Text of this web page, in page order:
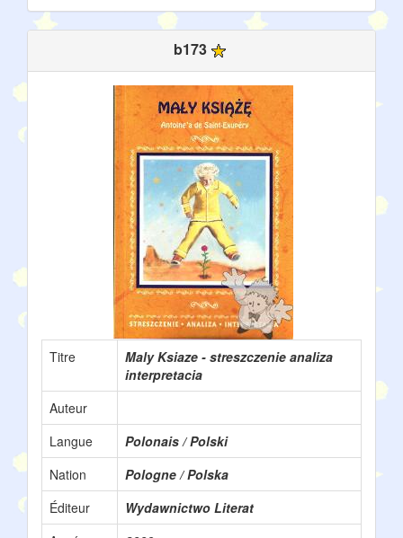
b173
Titre
Maly Ksiaze - streszczenie analiza
interpretacia
Auteur
Langue
Polonais / Polski
Nation
Pologne / Polska
Éditeur
Wydawnictwo Literat